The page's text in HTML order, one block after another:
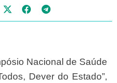
Dever do Estado”,